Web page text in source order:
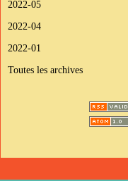
2022-05
2022-04
2022-01
Toutes les archives